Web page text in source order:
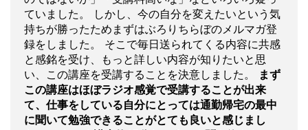
ていました。 しかし、今の自分を変えたいという気
持ちが勝ったためまずはぶろりちらぼのメルマガ登
録をしました。 そこで毎日送られてくる内容に共感
と感銘を受け、もっと詳しい内容が知りたいと思
い、この講座を受講することを決意しました。
まず
この講座はほぼラジオ感覚で受講することが出来
て、仕事をしている自分にとっては通勤帰宅の最中
に聞いて勉強できることがとても良いと感じまし